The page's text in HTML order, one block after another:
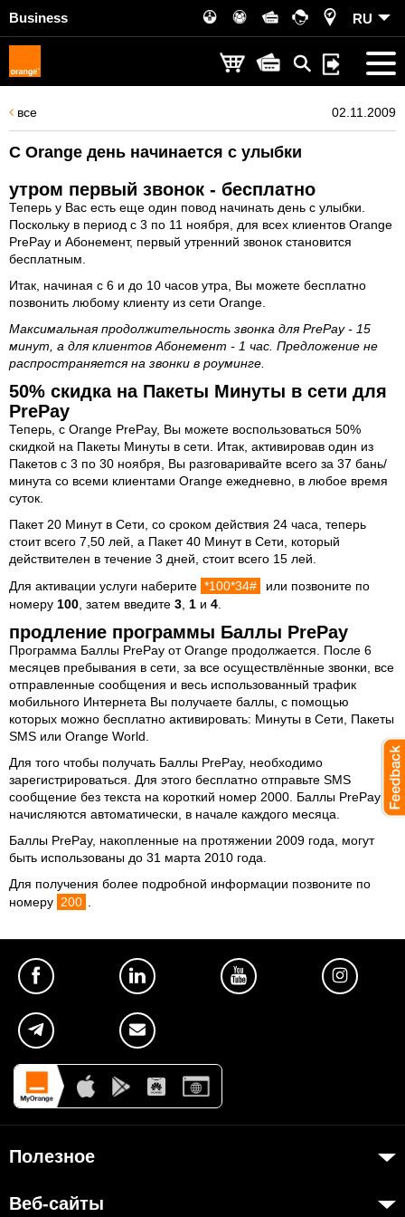
Business RU
все 02.11.2009
C Orange день начинается с улыбки
утром первый звонок - бесплатно
Теперь у Вас есть еще один повод начинать день с улыбки.
Поскольку в период с 3 по 11 ноября, для всех клиентов Orange
PrePay и Абонемент, первый утренний звонок становится
бесплатным.
Итак, начиная с 6 и до 10 часов утра, Вы можете бесплатно
позвонить любому клиенту из сети Orange.
Максимальная продолжительность звонка для PrePay - 15
минут, а для клиентов Абонемент - 1 час. Предложение не
распространяется на звонки в роуминге.
50% скидка на Пакеты Минуты в сети для
PrePay
Теперь, с Orange PrePay, Вы можете воспользоваться 50%
скидкой на Пакеты Минуты в сети. Итак, активировав один из
Пакетов c 3 по 30 ноября, Вы разговаривайте всего за 37 бань/
минута со всеми клиентами Orange ежедневно, в любое время
суток.
Пакет 20 Минут в Сети, со сроком действия 24 часа, теперь
стоит всего 7,50 лей, а Пакет 40 Минут в Сети, который
действителен в течение 3 дней, стоит всего 15 лей.
Для активации услуги наберите *100*34#
или позвоните по
номеру 100 , затем введите 3 1 и 4
продление программы Баллы PrePay
Программа Баллы PrePay от Orange продолжается. После 6
месяцев пребывания в сети, за все осуществлённые звонки, все
отправленные сообщения и весь использованный трафик
мобильного Интернета Вы получаете баллы, с помощью
которых можно бесплатно активировать: Минуты в Сети, Пакеты
SMS или Orange World.
Для того чтобы получать Баллы PrePay, необходимо
зарегистрироваться. Для этого бесплатно отправьте SMS
сообщение без текста на короткий номер 2000. Баллы PrePay
начисляются автоматически, в начале каждого месяца.
Баллы PrePay, накопленные на протяжении 2009 года, могут
быть использованы до 31 марта 2010 года.
Для получения более подробной информации позвоните по
номеру 200
Полезное
Веб-сайты